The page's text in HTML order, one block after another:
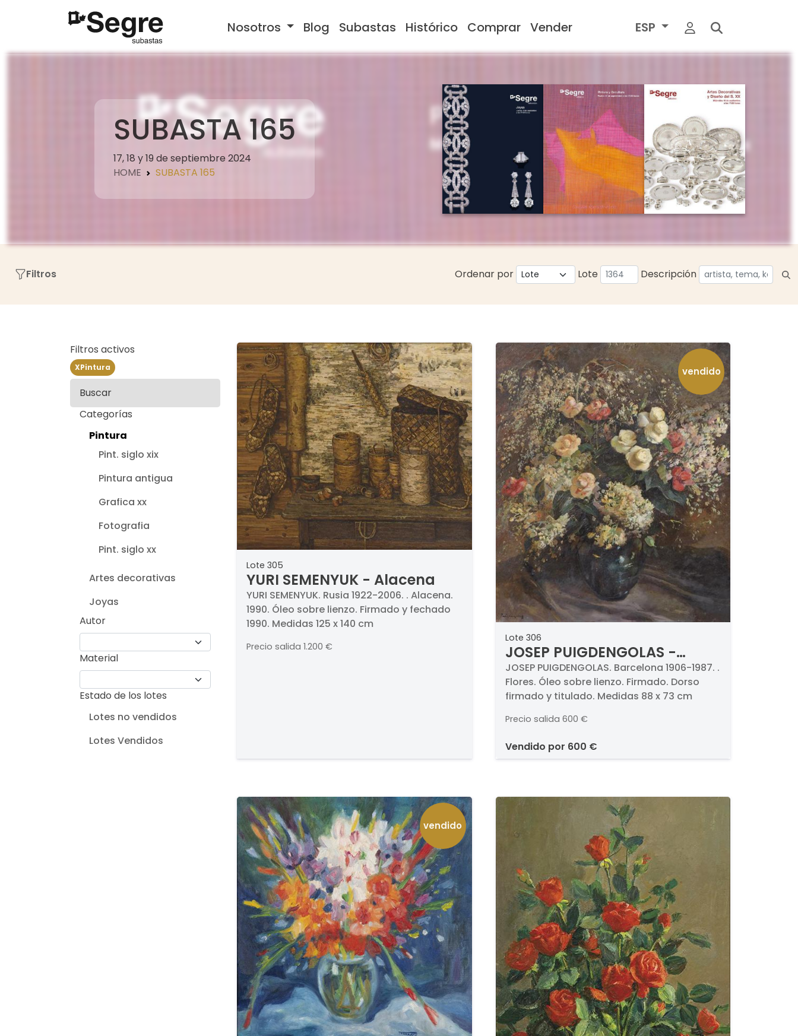
Nosotros Blog Subastas Histórico Comprar Vender ESP
SUBASTA 165
17, 18 y 19 de septiembre 2024
HOME
SUBASTA 165
Filtros Ordenar por Lote Descripción
Filtros activos
XPintura
Buscar
Categorías
Pintura
Pint. siglo xix
Pintura antigua
Grafica xx
Fotografia
Pint. siglo xx
Artes decorativas
Joyas
Autor
Material
Estado de los lotes
Lotes no vendidos
Lotes Vendidos
Lote 305
YURI SEMENYUK - Alacena
YURI SEMENYUK. Rusia 1922-2006. . Alacena.
1990. Óleo sobre lienzo. Firmado y fechado
1990. Medidas 125 x 140 cm
Precio salida 1.200 €
vendido
Lote 306
JOSEP PUIGDENGOLAS -
Flores
JOSEP PUIGDENGOLAS. Barcelona 1906-1987. .
Flores. Óleo sobre lienzo. Firmado. Dorso
firmado y titulado. Medidas 88 x 73 cm
Precio salida 600 €
vendido por 600 €
vendido